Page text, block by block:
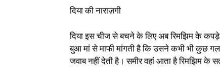
दिया की नाराज़गी
दिया इस चीज से बचने के लिए अब रिमझिम के कपड़े
बुआ मां से माफी मांगती है कि उसने कभी भी कुछ
जवाब नहीं देती है। समीर वहां आता है रिमझिम के